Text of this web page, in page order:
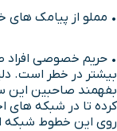
• مملو از پیامک های
• حریم خصوصی
بیشتر در خطر است.
بفهمند صاحبین این
کرده تا در شبکه های
روی این خطوط شبکه